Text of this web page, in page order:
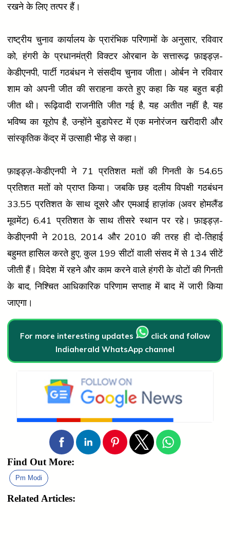
रखने के लिए तत्पर हैं।
राष्ट्रीय चुनाव कार्यालय के प्रारंभिक परिणामों के अनुसार, रविवार
को, हंगरी के प्रधानमंत्री विक्टर ओरबान के सत्तारूढ़ फ़ाइड्ज़-
केडीएनपी, पार्टी गठबंधन ने संसदीय चुनाव जीता। ओर्बन ने रविवार
शाम को अपनी जीत की सराहना करते हुए कहा कि यह बहुत बड़ी
जीत थी। रूढ़िवादी राजनीति जीत गई है, यह अतीत नहीं है, यह
भविष्य का यूरोप है, उन्होंने बुडापेस्ट में एक मनोरंजन खरीदारी और
सांस्कृतिक केंद्र में उत्साही भीड़ से कहा।
फ़ाइड्ज़-केडीएनपी ने 71 प्रतिशत मतों की गिनती के 54.65
प्रतिशत मतों को प्राप्त किया। जबकि छह दलीय विपक्षी गठबंधन
33.55 प्रतिशत के साथ दूसरे और एमआई हाज़ांक (अवर होमलैंड
मूवमेंट) 6.41 प्रतिशत के साथ तीसरे स्थान पर रहे। फ़ाइड्ज़-
केडीएनपी ने 2018, 2014 और 2010 की तरह ही दो-तिहाई
बहुमत हासिल करते हुए, कुल 199 सीटों वाली संसद में से 134 सीटें
जीती हैं। विदेश में रहने और काम करने वाले हंगरी के वोटों की गिनती
के बाद, निश्चित आधिकारिक परिणाम सप्ताह में बाद में जारी किया
जाएगा।
For more interesting updates
click and follow
Indiaherald WhatsApp channel
Find Out More:
Pm Modi
Related Articles: